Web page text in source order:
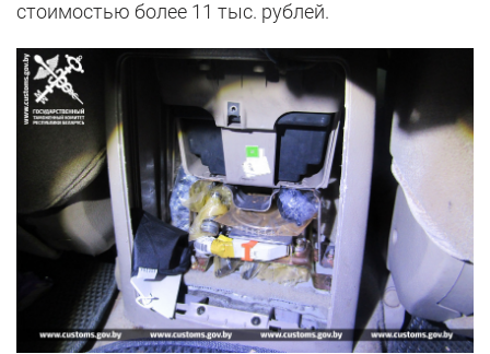
стоимостью более 11 тыс. рублей.